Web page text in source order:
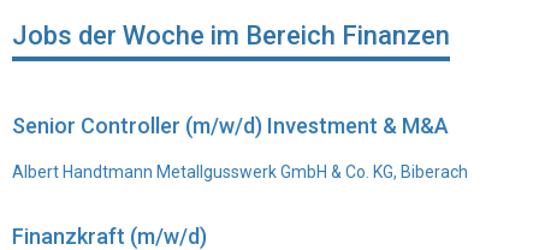
Jobs der Woche im Bereich Finanzen
Senior Controller (m/w/d) Investment & M&A
Albert Handtmann Metallgusswerk GmbH & Co. KG, Biberach
Finanzkraft (m/w/d)